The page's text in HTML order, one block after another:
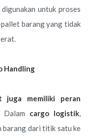
untuk proses
barang yang tidak
Handling
juga memiliki peran
Dalam cargo logistik,
barang dari titik satu ke